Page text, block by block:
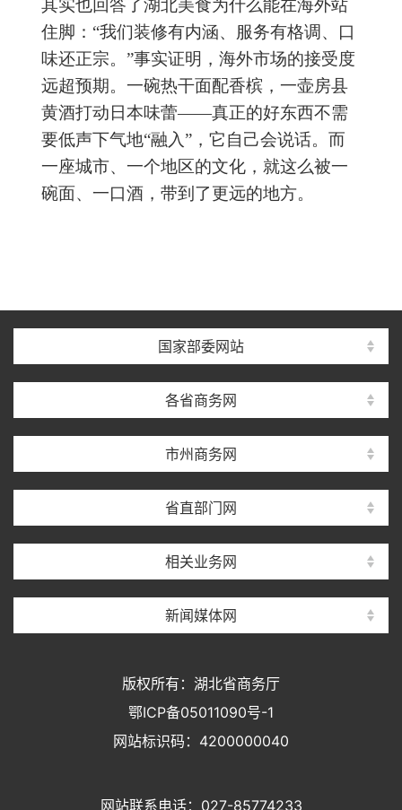
其实也回答了湖北美食为什么能在海外站
住脚：“我们装修有内涵、服务有格调、口
味还正宗。”事实证明，海外市场的接受度
远超预期。一碗热干面配香槟，一壶房县
黄酒打动日本味蕾——真正的好东西不需
要低声下气地“融入”，它自己会说话。而
一座城市、一个地区的文化，就这么被一
碗面、一口酒，带到了更远的地方。
国家部委网站
各省商务网
市州商务网
省直部门网
相关业务网
新闻媒体网
版权所有：湖北省商务厅
鄂ICP备05011090号-1
网站标识码：4200000040
网站联系电话：027-85774233